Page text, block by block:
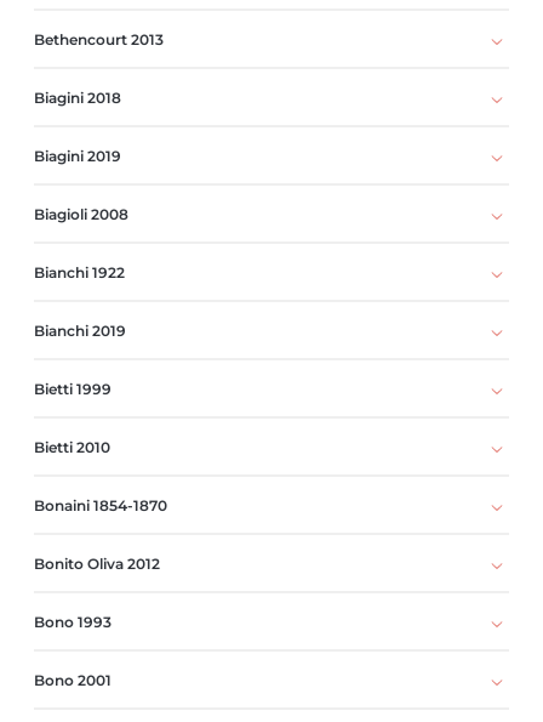
Bethencourt 2013
Biagini 2018
Biagini 2019
Biagioli 2008
Bianchi 1922
Bianchi 2019
Bietti 1999
Bietti 2010
Bonaini 1854-1870
Bonito Oliva 2012
Bono 1993
Bono 2001